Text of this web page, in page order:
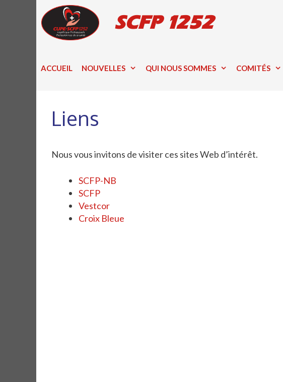
SCFP 1252
ACCUEIL NOUVELLES QUI NOUS SOMMES COMITÉS
Liens
Nous vous invitons de visiter ces sites Web d’intérêt.
SCFP-NB
SCFP
Vestcor
Croix Bleue